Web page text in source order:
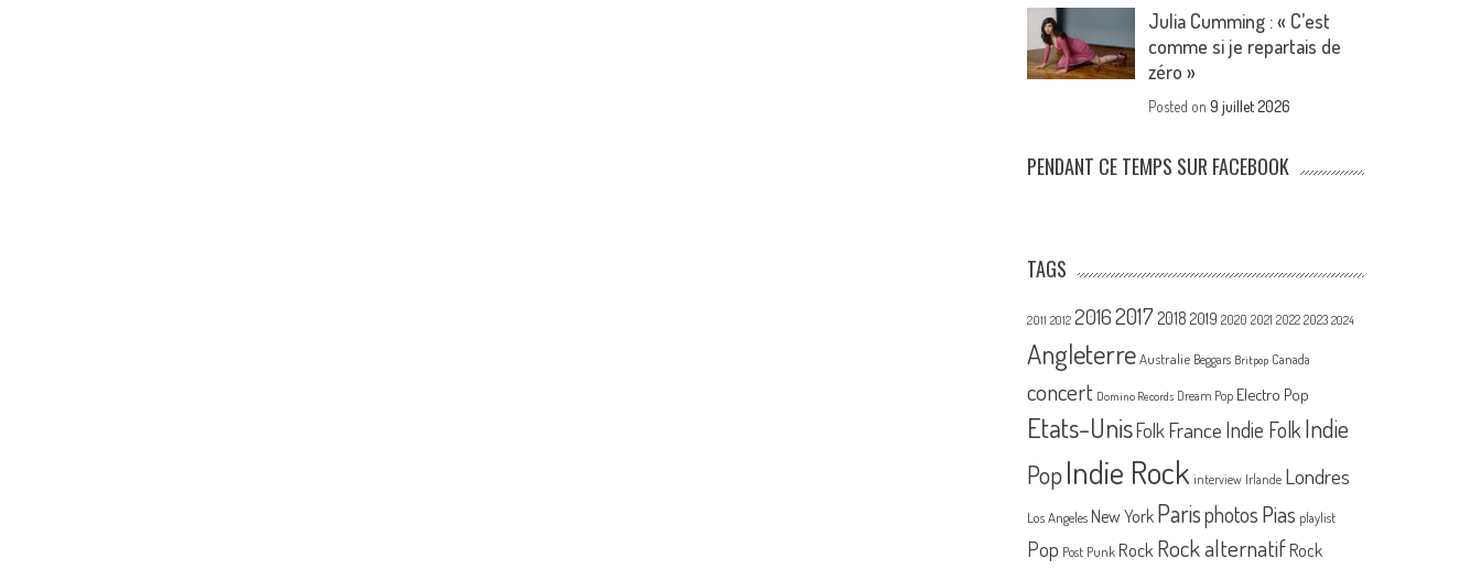
Julia Cumming : « C’est
comme si je repartais de
zéro »
Posted on9 juillet 2026
PENDANT CE TEMPS SUR FACEBOOK
TAGS
2011 2012 20162017 2018 2019 2020 2021 2022 2023 2024
Angleterre Australie Beggars Britpop Canada
concert Domino Records Dream Pop Electro Pop
Etats-UnisFolk France Indie FolkIndie
PopIndie Rock interview Irlande Londres
Los Angeles New York Parisphotos Pias playlist
Pop Post Punk Rock Rock alternatif Rock